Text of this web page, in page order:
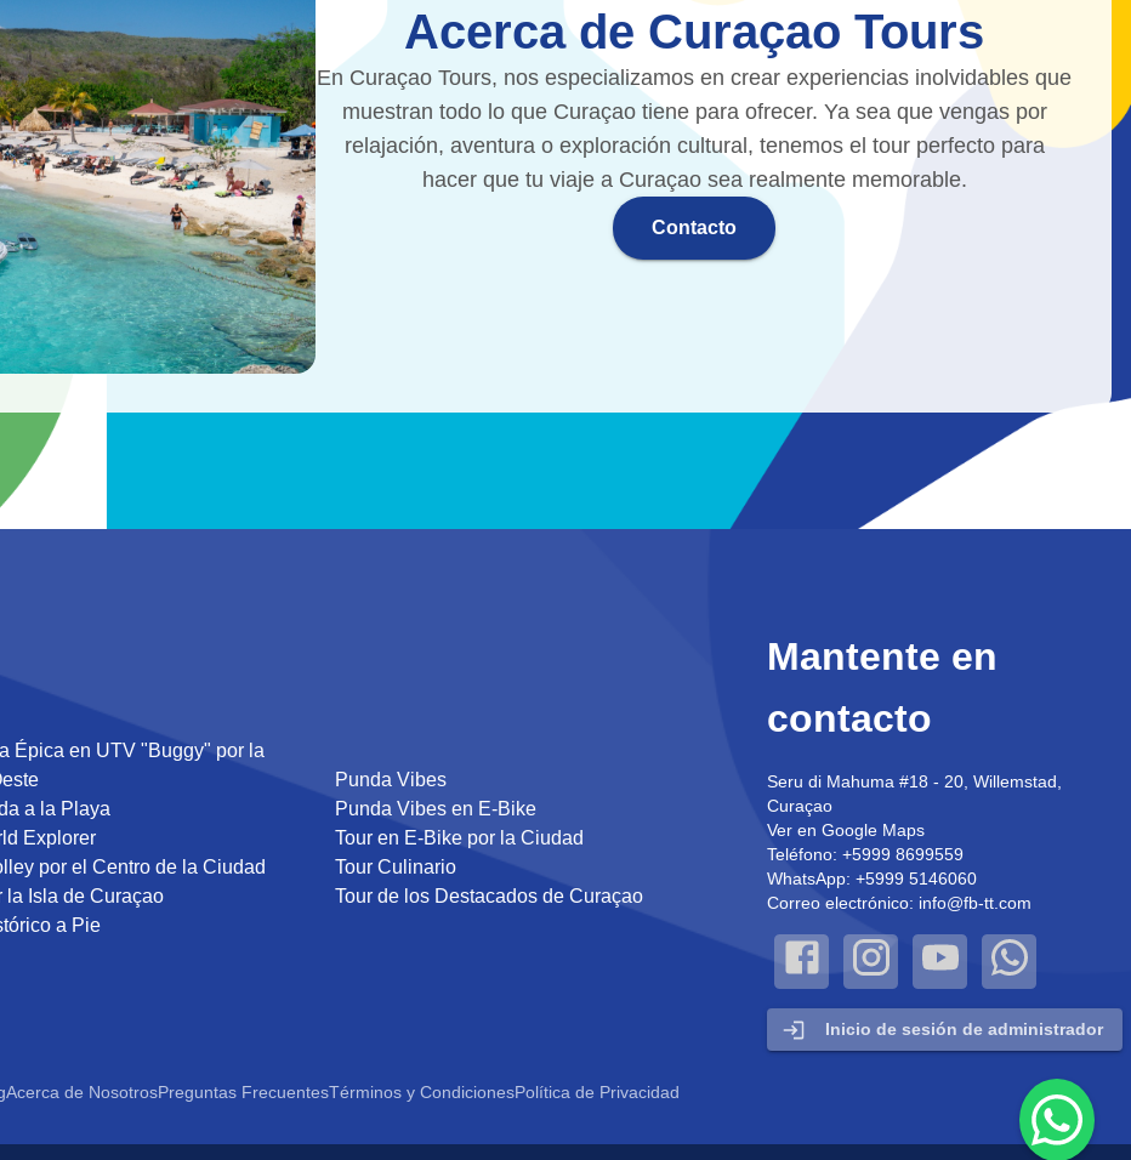
Acerca de Curaçao Tours
En Curaçao Tours, nos especializamos en crear experiencias inolvidables que
muestran todo lo que Curaçao tiene para ofrecer. Ya sea que vengas por
relajación, aventura o exploración cultural, tenemos el tour perfecto para
hacer que tu viaje a Curaçao sea realmente memorable.
Contacto
Épica en UTV "Buggy" por la
a la Playa
Explorer
por el Centro de la Ciudad
la Isla de Curaçao
a Pie
Punda Vibes
Punda Vibes en E-Bike
Tour en E-Bike por la Ciudad
Tour Culinario
Tour de los Destacados de Curaçao
Mantente en
contacto
Seru di Mahuma #18 - 20, Willemstad,
Curaçao
Ver en Google Maps
Teléfono: +5999 8699559
WhatsApp: +5999 5146060
Correo electrónico: info@fb-tt.com
Inicio de sesión de administrador
Acerca de NosotrosPreguntas FrecuentesTérminos y CondicionesPolítica de Privacidad